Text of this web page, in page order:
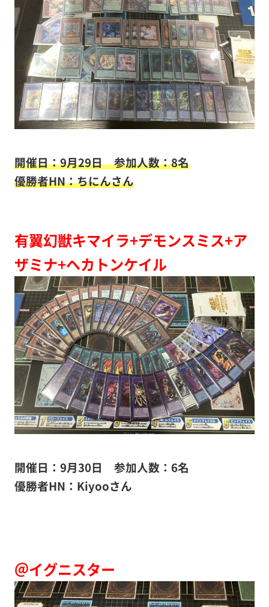
開催日：9月29日 参加人数：8名
優勝者HN：ちにんさん
有翼幻獣キマイラ+デモンスミス+ア
ザミナ+ヘカトンケイル
開催日：9月30日 参加人数：6名
優勝者HN：Kiyooさん
＠イグニスター